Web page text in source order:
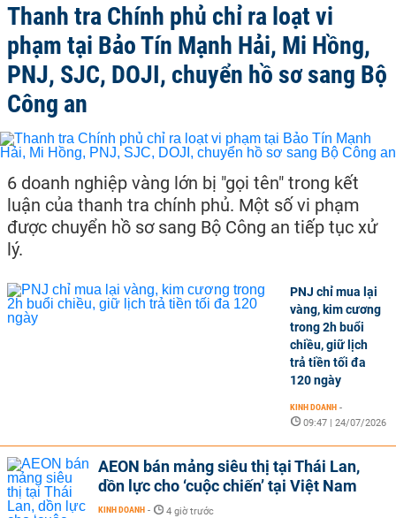
Thanh tra Chính phủ chỉ ra loạt vi
phạm tại Bảo Tín Mạnh Hải, Mi Hồng,
PNJ, SJC, DOJI, chuyển hồ sơ sang Bộ
Công an
6 doanh nghiệp vàng lớn bị "gọi tên" trong kết
luận của thanh tra chính phủ. Một số vi phạm
được chuyển hồ sơ sang Bộ Công an tiếp tục xử
lý.
PNJ chỉ mua lại
vàng, kim cương
trong 2h buổi
chiều, giữ lịch
trả tiền tối đa
120 ngày
KINH DOANH -
09:47 | 24/07/2026
AEON bán mảng siêu thị tại Thái Lan,
dồn lực cho ‘cuộc chiến’ tại Việt Nam
KINH DOANH - 4 giờ trước